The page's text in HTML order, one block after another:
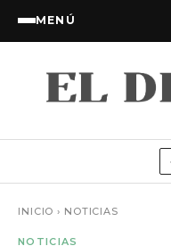
MENÚ
INICIO › NOTICIAS
NOTICIAS